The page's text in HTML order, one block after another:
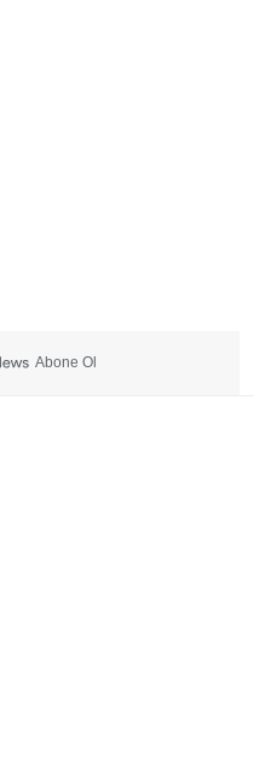
Abone Ol